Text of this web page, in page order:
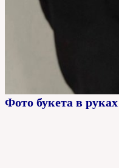
Фото букета в